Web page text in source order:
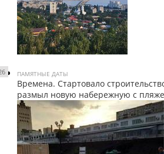
ПАМЯТНЫЕ ДАТЫ
Времена. Стартовало
размыл новую набережную с